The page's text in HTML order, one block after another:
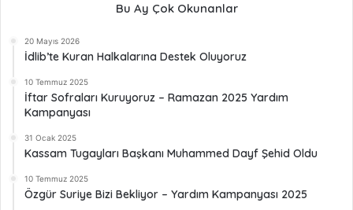
Bu Ay Çok Okunanlar
20 Mayıs 2026
İdlib’te Kuran Halkalarına Destek Oluyoruz
10 Temmuz 2025
İftar Sofraları Kuruyoruz – Ramazan 2025 Yardım
Kampanyası
31 Ocak 2025
Kassam Tugayları Başkanı Muhammed Dayf Şehid Oldu
10 Temmuz 2025
Özgür Suriye Bizi Bekliyor – Yardım Kampanyası 2025